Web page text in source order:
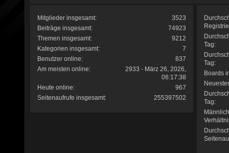
Mitglieder insgesamt:
3523
Beiträge insgesamt:
74923
Themen insgesamt:
9212
Kategorien insgesamt:
7
Benutzer online:
837
Am meisten online:
2933 - März 26, 2026,
06:17:38
Heute online:
967
Seitenaufrufe insgesamt:
255397502
Tag:
Tag:
Boards
Tag: